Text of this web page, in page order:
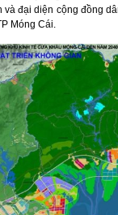
và đại diện cộng đồng
Móng Cái.